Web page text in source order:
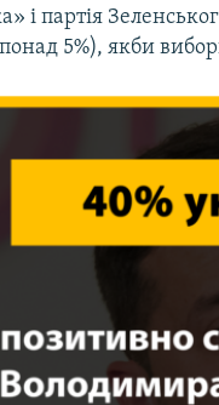
і партія
5%), якби